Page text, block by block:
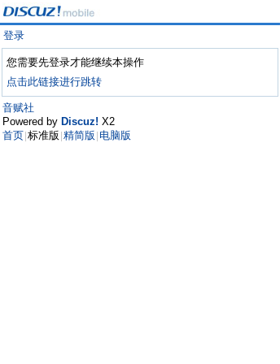
登录
您需要先登录才能继续本操作
点击此链接进行跳转
音赋社
Powered by Discuz! X2
首页 标准版 精简版 电脑版